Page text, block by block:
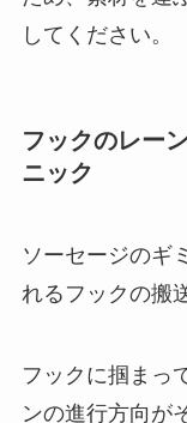
してください。
フックのレー
ニック
ソーセージのギ
れるフックの搬
フックに掴まっ
ンの進行方向が